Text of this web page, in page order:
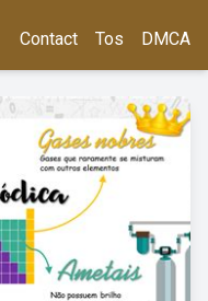
Contact Tos DMCA